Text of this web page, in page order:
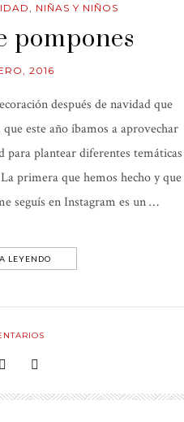
, NIÑAS Y NIÑOS
pompones
2016
después de navidad que
este año íbamos a aprovechar
plantear diferentes temáticas
primera que hemos hecho y que
seguís en Instagram es un …
LEYENDO